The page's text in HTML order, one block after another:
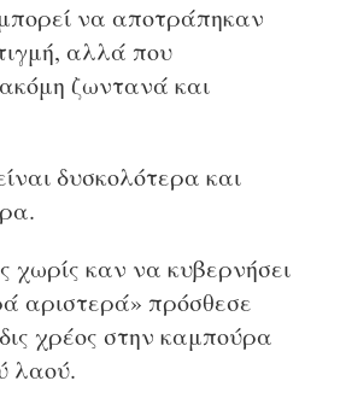
να αποτράπηκαν
αλλά που
ζωντανά και
δυσκολότερα και
χωρίς καν να κυβερνήσει
αριστερά» πρόσθεσε
χρέος στην καμπούρα
λαού.